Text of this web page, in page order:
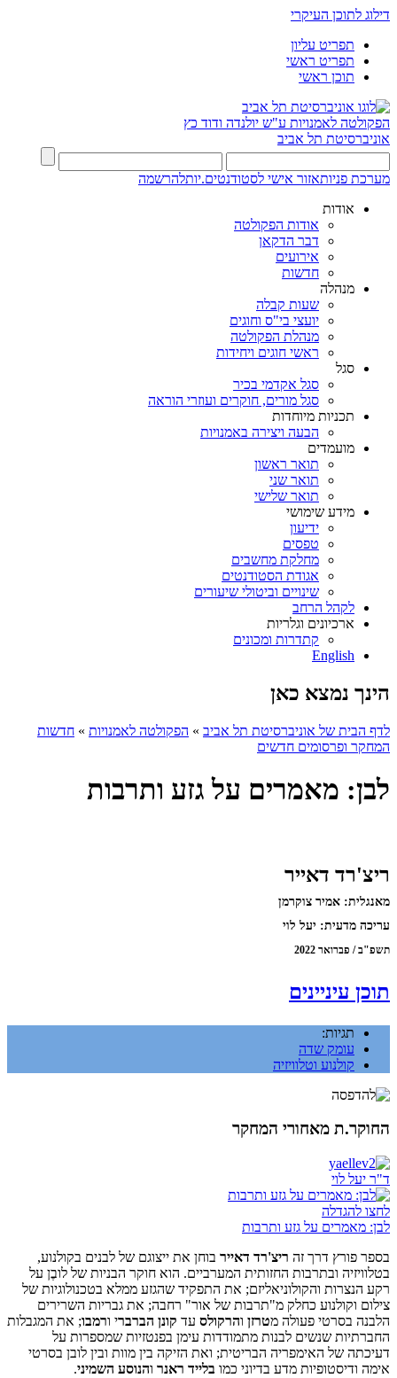
דילוג לתוכן העיקרי
תפריט עליון
תפריט ראשי
תוכן ראשי
הפקולטה לאמנויות ע"ש יולנדה ודוד כץ
אוניברסיטת תל אביב
מערכת פניותאזור אישי לסטודנטים.יותלהרשמה
אודות
אודות הפקולטה
דבר הדקאן
אירועים
חדשות
מנהלה
שעות קבלה
יועצי בי"ס וחוגים
מנהלת הפקולטה
ראשי חוגים ויחידות
סגל
סגל אקדמי בכיר
סגל מורים, חוקרים ועוזרי הוראה
תכניות מיוחדות
הבעה ויצירה באמנויות
מועמדים
תואר ראשון
תואר שני
תואר שלישי
מידע שימושי
ידיעון
טפסים
מחלקת מחשבים
אגודת הסטודנטים
שינויים וביטולי שיעורים
לקהל הרחב
ארכיונים וגלריות
קתדרות ומכונים
English
הינך נמצא כאן
לדף הבית של אוניברסיטת תל אביב » הפקולטה לאמנויות » חדשות
המחקר ופרסומים חדשים
לבן: מאמרים על גזע ותרבות
ריצ'רד דאייר
מאנגלית: אמיר צוקרמן
עריכה מדעית: יעל לוי
תשפ"ב / פברואר 2022
תוכן עיניינים
תגיות:
עומק שדה
קולנוע וטלוויזיה
החוקר.ת מאחורי המחקר
ד"ר יעל לוי
לחצו להגדלה
לבן: מאמרים על גזע ותרבות
בספר פורץ דרך זה ריצ'רד דאייר בוחן את ייצוגם של לבנים בקולנוע,
בטלוויזיה ובתרבות החזותית המערביים. הוא חוקר הבניות של לובֶן על
רקע הנצרות והקולוניאליזם; את התפקיד שהגזע ממלא בטכנולוגיות של
צילום וקולנוע כחלק מ"תרבות של אור" רחבה; את גבריות השרירים
הלבנה בסרטי פעולה מטרזן והרקולס עד קונן הברברי ורמבו; את המגבלות
החברתיות שנשים לבנות מתמודדות עימן בפנטזיות שמספרות על
דעיכתה של האימפריה הבריטית; ואת הזיקה בין מוות ובין לובן בסרטי
אימה ודיסטופיות מדע בדיוני כמו בלייד ראנר והנוסע השמיני.